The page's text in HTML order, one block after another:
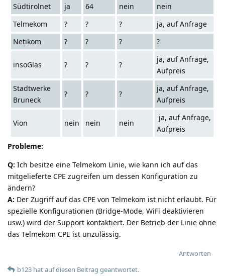
Südtirolnet
ja 64 nein
nein
Telmekom
? ? ?
ja, auf Anfrage
Netikom
? ? ? ?
insoGlas ? ? ?
ja, auf Anfrage,
Aufpreis
Stadtwerke
Bruneck
? ? ?
ja, auf Anfrage,
Aufpreis
Vion nein nein nein
ja, auf Anfrage,
Aufpreis
Probleme:
Q: Ich besitze eine Telmekom Linie, wie kann ich auf das
mitgelieferte CPE zugreifen um dessen Konfiguration zu
ändern?
A: Der Zugriff auf das CPE von Telmekom ist nicht erlaubt. Für
spezielle Konfigurationen (Bridge-Mode, WiFi deaktivieren
usw.) wird der Support kontaktiert. Der Betrieb der Linie ohne
das Telmekom CPE ist unzulässig.
Antworten
b123 hatauf diesen Beitrag geantwortet.